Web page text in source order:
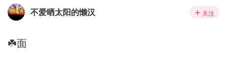
不爱晒太阳的懒汉 关注
☘️面